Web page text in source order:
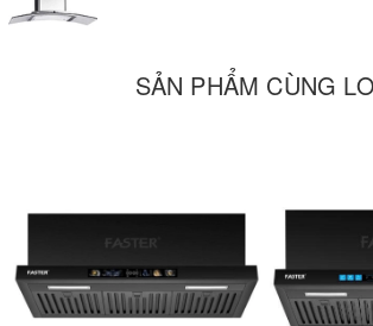
SẢN PHẨM CÙNG